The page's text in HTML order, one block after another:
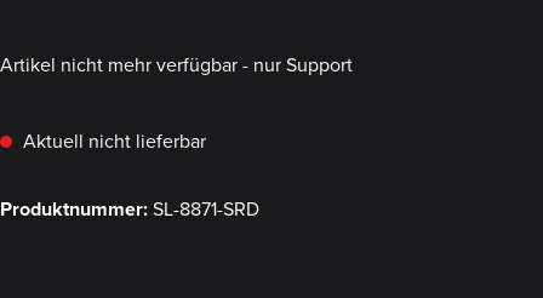
Artikel nicht mehr verfügbar - nur Support
Aktuell nicht lieferbar
Produktnummer:SL-8871-SRD